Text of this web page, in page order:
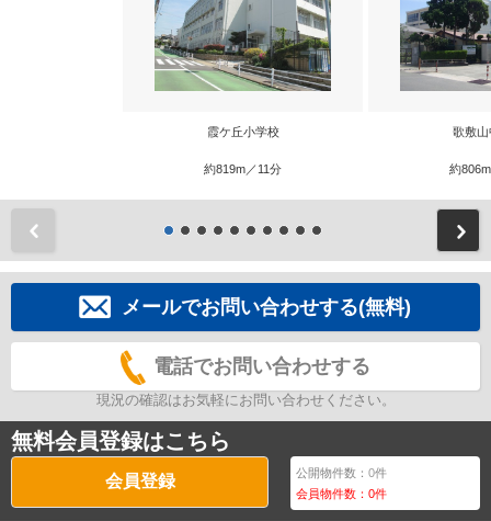
霞ケ丘小学校
約819m／11分
歌敷山
約
メールでお問い合わせする(無料)
電話でお問い合わせする
現況の確認はお気軽にお問い合わせください。
無料会員登録はこちら
会員登録 公開物件数：0件
会員物件数：0件